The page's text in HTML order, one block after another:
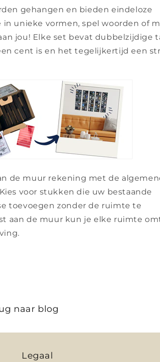
gehangen en bieden eindeloze
unieke vormen, spel woorden of
jou! Elke set bevat dubbelzijdige
cent is en het tegelijkertijd een
de muur rekening met de
voor stukken die uw bestaande
toevoegen zonder de ruimte te
aan de muur kun je elke ruimte
naar blog
Legaal